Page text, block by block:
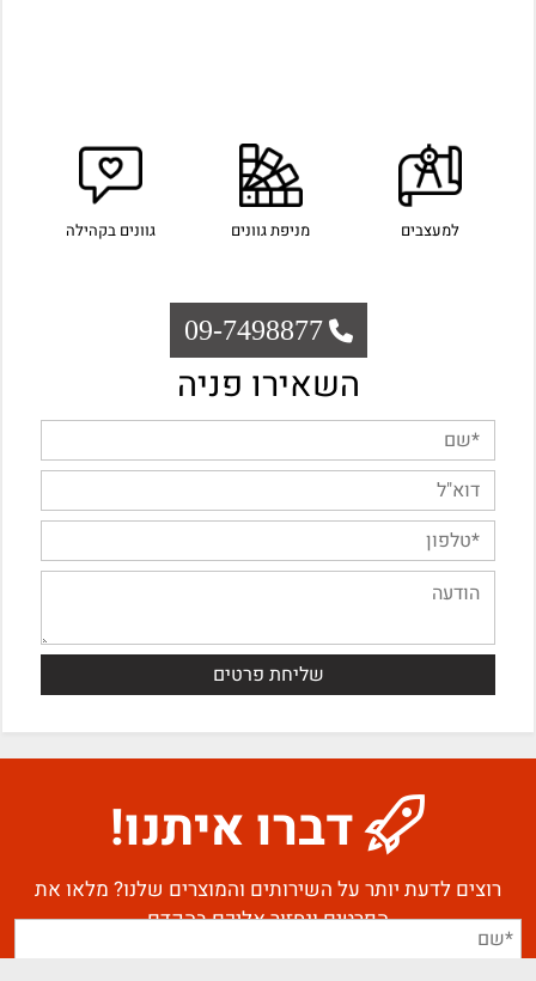
למעצבים מניפת גוונים גוונים בקהילה
09-7498877
השאירו פניה
דברו איתנו!
רוצים לדעת יותר על השירותים והמוצרים שלנו? מלאו את
הפרטים ונחזור אליכם בהקדם